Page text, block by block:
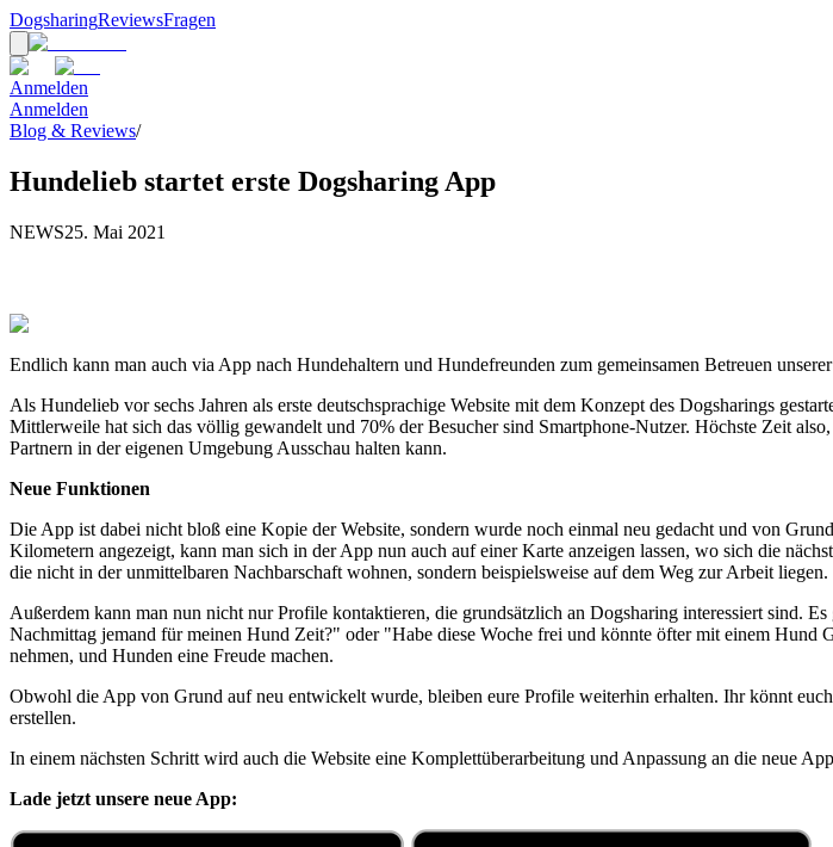
DogsharingReviewsFragen
Anmelden
Anmelden
Blog & Reviews/
Hundelieb startet erste Dogsharing App
NEWS25. Mai 2021
Endlich kann man auch via App nach Hundehaltern und Hundefreunden zum gemeinsamen Betreuen
Als Hundelieb vor sechs Jahren als erste deutschsprachige Website mit dem Konzept des Dogsharings
Mittlerweile hat sich das völlig gewandelt und 70% der Besucher sind Smartphone-Nutzer. Höchste Zeit
Partnern in der eigenen Umgebung Ausschau halten kann.
Neue Funktionen
Die App ist dabei nicht bloß eine Kopie der Website, sondern wurde noch einmal neu gedacht und von
Kilometern angezeigt, kann man sich in der App nun auch auf einer Karte anzeigen lassen, wo sich die
die nicht in der unmittelbaren Nachbarschaft wohnen, sondern beispielsweise auf dem Weg zur Arbeit liegen.
Außerdem kann man nun nicht nur Profile kontaktieren, die grundsätzlich an Dogsharing interessiert sind.
Nachmittag jemand für meinen Hund Zeit?" oder "Habe diese Woche frei und könnte öfter mit einem Hund
nehmen, und Hunden eine Freude machen.
Obwohl die App von Grund auf neu entwickelt wurde, bleiben eure Profile weiterhin erhalten. Ihr könnt
erstellen.
In einem nächsten Schritt wird auch die Website eine Komplettüberarbeitung und Anpassung an die neue
Lade jetzt unsere neue App: